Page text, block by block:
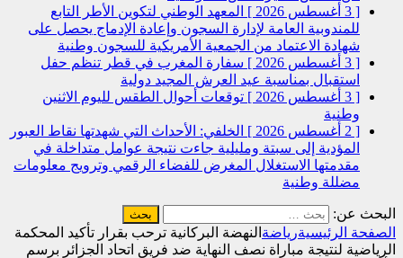
[ 3 أغسطس 2026 ]
المعهد الوطني لتكوين الأطر التابع
للمندوبية العامة لإدارة السجون وإعادة الإدماج يحصل على
شهادة الاعتماد من الجمعية الأمريكية للسجون وطنية
[ 3 أغسطس 2026 ]
سفارة المغرب في قطر تنظم حفل
استقبال بمناسبة عيد العرش المجيد دولية
[ 3 أغسطس 2026 ]
توقعات أحوال الطقس لليوم الاثنين
وطنية
[ 2 أغسطس 2026 ]
الخلفي: الأحداث التي شهدتها نقاط العبور
المؤدية إلى سبتة ومليلية جاءت نتيجة عوامل متداخلة في
مقدمتها الاستغلال المغرض للفضاء الرقمي وترويج معلومات
مضللة وطنية
البحث عن:
الصفحة الرئيسيةرياضة النهضة البركانية ترحب بقرار تأكيد المحكمة
الرياضية لنتيجة مباراة نصف النهاية ضد فريق اتحاد الجزائر برسم